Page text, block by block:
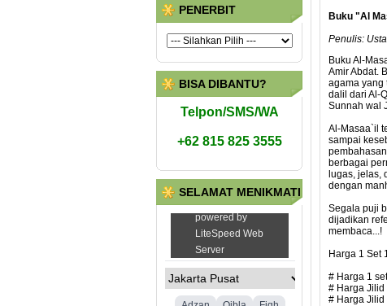
PENERBIT
BISA DIBANTU?
Telpon/SMS/WA
+62 815 825 3555
SELAMAT MENIKMATI
Buku "Al
Penulis:
Buku Al-
Amir Abdat.
agama yang
dalil dari Al-
Sunnah wal
Al-Masaa`il
sampai
berbagai
lugas, jelas,
dengan
Segala puji
dijadikan
membaca...!
Harga 1 Set
# Harga 1
# Harga Jilid
# Harga Jilid